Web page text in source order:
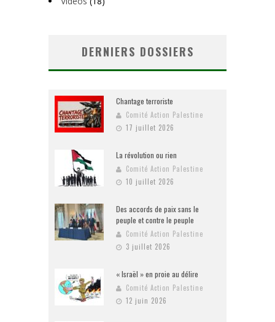
DERNIERS DOSSIERS
Chantage terroriste
Comité Action Palestine
17 juillet 2026
La révolution ou rien
Comité Action Palestine
10 juillet 2026
Des accords de paix sans le
peuple et contre le peuple
Comité Action Palestine
3 juillet 2026
« Israël » en proie au délire
Comité Action Palestine
12 juin 2026